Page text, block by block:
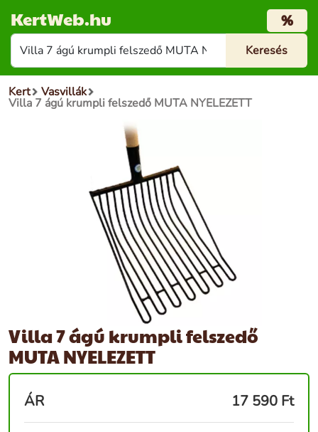
KertWeb.hu %
Kert Vasvillák
Villa 7 ágú krumpli felszedő MUTA NYELEZETT
Villa 7 ágú krumpli felszedő
MUTA NYELEZETT
ÁR 17 590 Ft